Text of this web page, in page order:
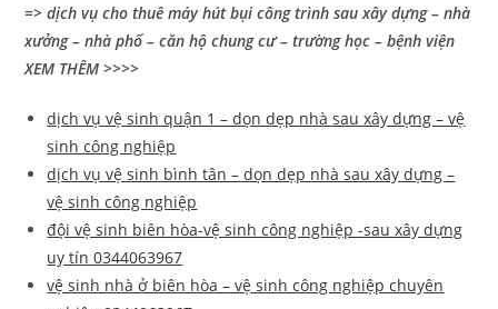
=> dịch vụ cho thuê máy hút bụi công trình sau xây dựng – nhà
xưởng – nhà phố – căn hộ chung cư – trường học – bệnh viện
XEM THÊM >>>>
dịch vụ vệ sinh quận 1 – dọn dẹp nhà sau xây dựng – vệ
sinh công nghiệp
dịch vụ vệ sinh bình tân – dọn dẹp nhà sau xây dựng –
vệ sinh công nghiệp
đội vệ sinh biên hòa-vệ sinh công nghiệp -sau xây dựng
uy tín 0344063967
vệ sinh nhà ở biên hòa – vệ sinh công nghiệp chuyên